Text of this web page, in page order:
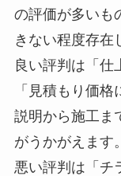
の評価が多いも
きない程度存在
良い評判は「仕
「見積もり価
説明から施工ま
がうかがえます。
悪い評判は「チ